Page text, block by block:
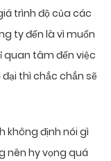
trình độ của các
ty đến là vì muốn
quan tâm đến việc
thì chắc chắn sẽ
không định nói gì
nên hy vọng quá